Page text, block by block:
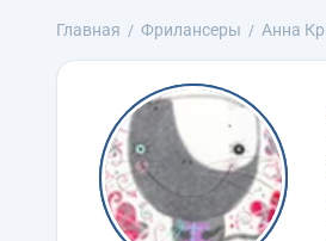
Главная Фрилансеры Анна